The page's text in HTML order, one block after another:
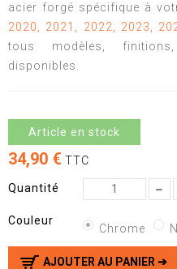
acier forgé spécifique à
2020, 2021, 2022, 2023,
tous modèles,
disponibles.
Article en stock
34,90 € TTC
Quantité
Couleur
Chrome
AJOUTER AU PANIER ➔